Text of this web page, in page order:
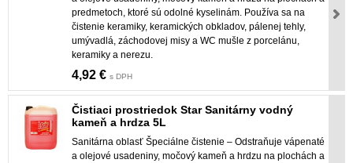
predmetoch, ktoré sú odolné kyselinám. Používa sa na
čistenie keramiky, keramických obkladov, pálenej tehly,
umývadlá, záchodovej misy a WC mušle z porcelánu,
keramiky a nerezu.
4,92 € s DPH
Čistiaci prostriedok Star Sanitárny vodný
kameň a hrdza 5L
Sanitárna oblasť Špeciálne čistenie – Odstraňuje vápenaté
a olejové usadeniny, močový kameň a hrdzu na plochách a